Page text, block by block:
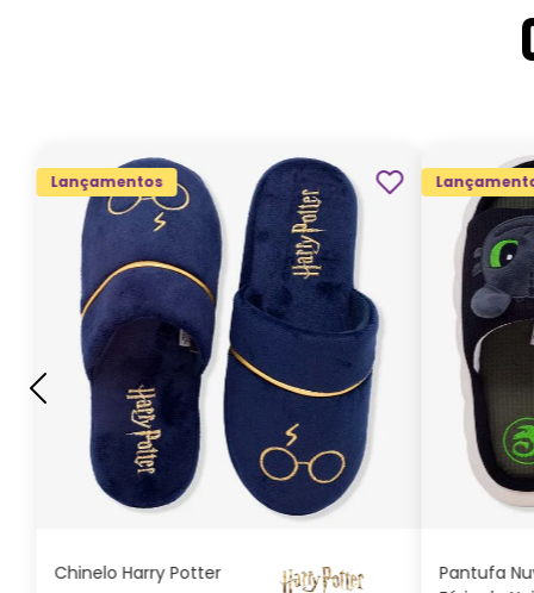
Lançamentos
Chinelo Harry Potter
G GG M P
ADICIONAR AO
CARRINHO
Pantufa